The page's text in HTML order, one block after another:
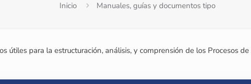
Inicio Manuales, guías y documentos tipo
útiles para la estructuración, análisis, y comprensión de los Procesos